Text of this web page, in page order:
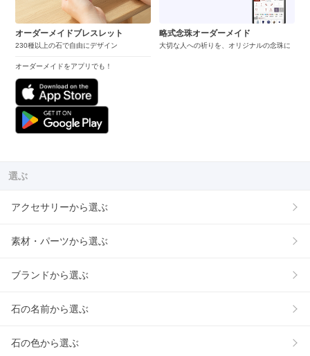
オーダーメイドブレスレット
230種以上の石で自由にデザイン
オーダーメイドをアプリでも！
略式念珠オーダーメイド
大切な人への祈りを、オリジナルの念珠に
選ぶ
アクセサリーから選ぶ
素材・パーツから選ぶ
ブランドから選ぶ
石の名前から選ぶ
石の色から選ぶ